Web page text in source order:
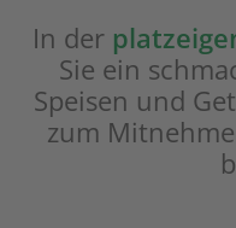
In der
Sie ein
Speisen und
zum